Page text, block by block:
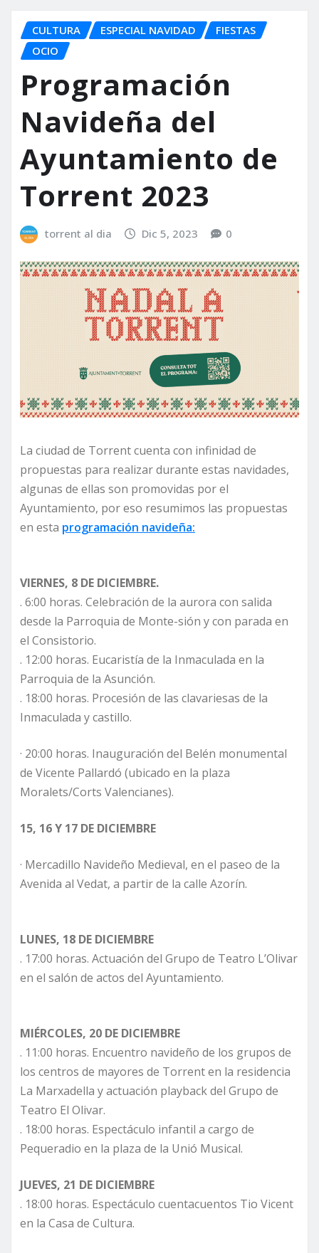
CULTURA ESPECIAL NAVIDAD
FIESTAS
OCIO
Programación
Navideña del
Ayuntamiento de
Torrent 2023
torrent al dia Dic 5, 2023 0
La ciudad de Torrent cuenta con infinidad de
propuestas para realizar durante estas navidades,
algunas de ellas son promovidas por el
Ayuntamiento, por eso resumimos las propuestas
en esta programación navideña:
VIERNES, 8 DE DICIEMBRE.
. 6:00 horas. Celebración de la aurora con salida
desde la Parroquia de Monte-sión y con parada en
el Consistorio.
. 12:00 horas. Eucaristía de la Inmaculada en la
Parroquia de la Asunción.
. 18:00 horas. Procesión de las clavariesas de la
Inmaculada y castillo.
· 20:00 horas. Inauguración del Belén monumental
de Vicente Pallardó (ubicado en la plaza
Moralets/Corts Valencianes).
15, 16 Y 17 DE DICIEMBRE
· Mercadillo Navideño Medieval, en el paseo de la
Avenida al Vedat, a partir de la calle Azorín.
LUNES, 18 DE DICIEMBRE
. 17:00 horas. Actuación del Grupo de Teatro L’Olivar
en el salón de actos del Ayuntamiento.
MIÉRCOLES, 20 DE DICIEMBRE
. 11:00 horas. Encuentro navideño de los grupos de
los centros de mayores de Torrent en la residencia
La Marxadella y actuación playback del Grupo de
Teatro El Olivar.
. 18:00 horas. Espectáculo infantil a cargo de
Pequeradio en la plaza de la Unió Musical.
JUEVES, 21 DE DICIEMBRE
. 18:00 horas. Espectáculo cuentacuentos Tio Vicent
en la Casa de Cultura.